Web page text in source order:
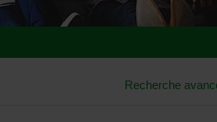
Recherche